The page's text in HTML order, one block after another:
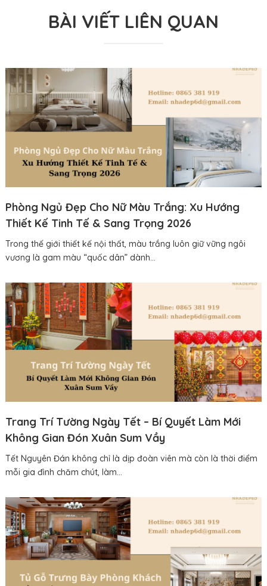
BÀI VIẾT LIÊN QUAN
Phòng Ngủ Đẹp Cho Nữ Màu Trắng: Xu Hướng
Thiết Kế Tinh Tế & Sang Trọng 2026
Trong thế giới thiết kế nội thất, màu trắng luôn giữ vững ngôi
vương là gam màu “quốc dân” dành...
Trang Trí Tường Ngày Tết – Bí Quyết Làm Mới
Không Gian Đón Xuân Sum Vầy
Tết Nguyên Đán không chỉ là dịp đoàn viên mà còn là thời điểm
mỗi gia đình chăm chút, làm...